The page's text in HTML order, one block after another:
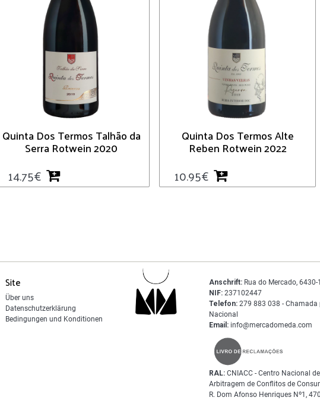
Quinta Dos Termos Talhão da
Serra Rotwein 2020
14.75€
Quinta Dos Termos Alte
Reben Rotwein 2022
10.95€
Site
Über uns
Datenschutzerklärung
Bedingungen und Konditionen
Anschrift:Rua do Mercado, 6430-
NIF:237102447
Telefon:279 883 038 - Chamada
Nacional
Email:info@mercadomeda.com
RAL:CNIACC - Centro Nacional
Arbitragem de Conflitos de
R. Dom Afonso Henriques Nº1,